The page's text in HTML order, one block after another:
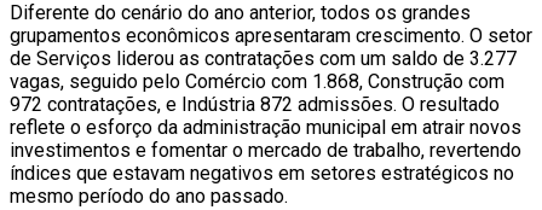
Diferente do cenário do ano anterior, todos os grandes
grupamentos econômicos apresentaram crescimento. O setor
de Serviços liderou as contratações com um saldo de 3.277
vagas, seguido pelo Comércio com 1.868, Construção com
972 contratações, e Indústria 872 admissões. O resultado
reflete o esforço da administração municipal em atrair novos
investimentos e fomentar o mercado de trabalho, revertendo
índices que estavam negativos em setores estratégicos no
mesmo período do ano passado.